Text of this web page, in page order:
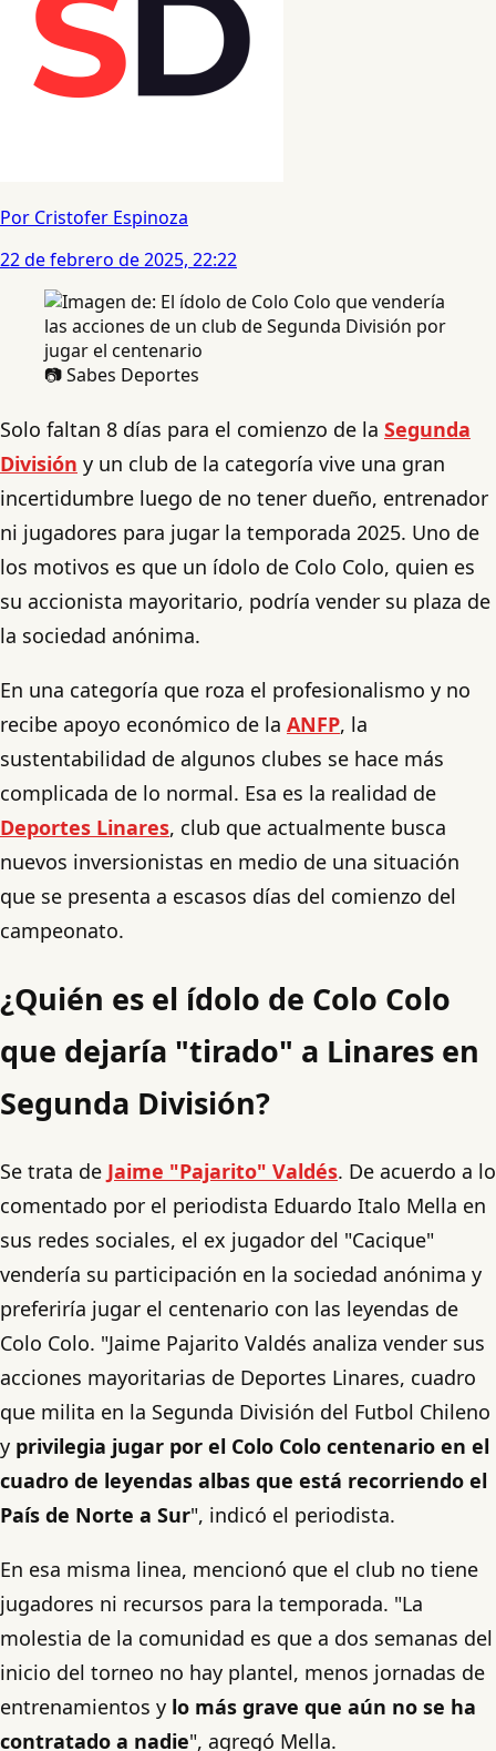
Por Cristofer Espinoza
22 de febrero de 2025, 22:22
📷 Sabes Deportes
Solo faltan 8 días para el comienzo de la Segunda
División y un club de la categoría vive una gran
incertidumbre luego de no tener dueño, entrenador
ni jugadores para jugar la temporada 2025. Uno de
los motivos es que un ídolo de Colo Colo, quien es
su accionista mayoritario, podría vender su plaza de
la sociedad anónima.
En una categoría que roza el profesionalismo y no
recibe apoyo económico de la ANFP, la
sustentabilidad de algunos clubes se hace más
complicada de lo normal. Esa es la realidad de
Deportes Linares, club que actualmente busca
nuevos inversionistas en medio de una situación
que se presenta a escasos días del comienzo del
campeonato.
¿Quién es el ídolo de Colo Colo
que dejaría "tirado" a Linares en
Segunda División?
Se trata de Jaime "Pajarito" Valdés. De acuerdo a lo
comentado por el periodista Eduardo Italo Mella en
sus redes sociales, el ex jugador del "Cacique"
vendería su participación en la sociedad anónima y
preferiría jugar el centenario con las leyendas de
Colo Colo. "Jaime Pajarito Valdés analiza vender sus
acciones mayoritarias de Deportes Linares, cuadro
que milita en la Segunda División del Futbol Chileno
y privilegia jugar por el Colo Colo centenario en el
cuadro de leyendas albas que está recorriendo el
País de Norte a Sur", indicó el periodista.
En esa misma linea, mencionó que el club no tiene
jugadores ni recursos para la temporada. "La
molestia de la comunidad es que a dos semanas del
inicio del torneo no hay plantel, menos jornadas de
entrenamientos y lo más grave que aún no se ha
contratado a nadie", agregó Mella.